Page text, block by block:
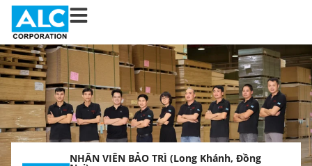
NHÂN VIÊN BẢO TRÌ (Long Khánh, Đồng